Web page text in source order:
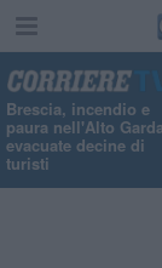
Brescia, incendio e
paura nell'Alto
evacuate decine di
turisti